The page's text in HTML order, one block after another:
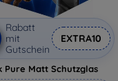
Rabatt
mit
Gutschein
EXTRA10
Pure Matt Schutzglas